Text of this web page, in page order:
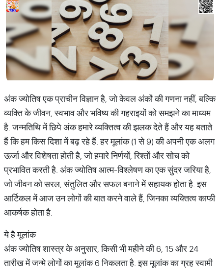
अंक ज्योतिष एक प्राचीन विज्ञान है, जो केवल अंकों की गणना नहीं, बल्कि
व्यक्ति के जीवन, स्वभाव और भविष्य की गहराइयों को समझने का माध्यम
है. जन्मतिथि में छिपे अंक हमारे व्यक्तित्व की झलक देते हैं और यह बताते
हैं कि हम किस दिशा में बढ़ रहे हैं. हर मूलांक (1 से 9) की अपनी एक अलग
ऊर्जा और विशेषता होती है, जो हमारे निर्णयों, रिश्तों और सोच को
प्रभावित करती है. अंक ज्योतिष आत्म-विश्लेषण का एक सुंदर जरिया है,
जो जीवन को सरल, संतुलित और सफल बनाने में सहायक होता है. इस
आर्टिकल में आज उन लोगों की बात करने वाले हैं, जिनका व्यक्तित्व काफी
आकर्षक होता है.
ये है मूलांक
अंक ज्योतिष शास्त्र के अनुसार, किसी भी महीने की 6, 15 और 24
तारीख में जन्मे लोगों का मूलांक 6 निकलता है. इस मूलांक का ग्रह स्वामी